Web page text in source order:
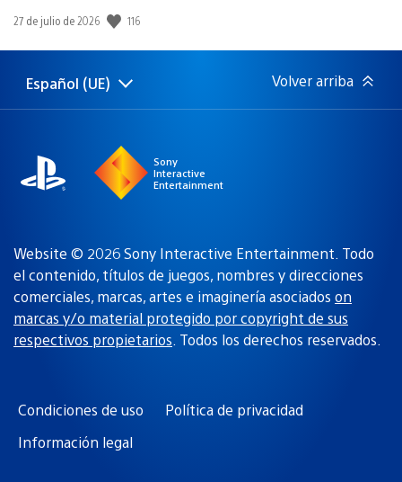
Fecha
publicación:
27 de julio de 2026 116
Selecciona
una
Región
actual:
Español (UE) Volver arriba
Sony
Interactive
Entertainment
Website © 2026 Sony Interactive Entertainment. Todo
el contenido, títulos de juegos, nombres y direcciones
comerciales, marcas, artes e imaginería asociados on
marcas y/o material protegido por copyright de sus
respectivos propietarios. Todos los derechos reservados.
Condiciones de uso
Política de privacidad
Información legal